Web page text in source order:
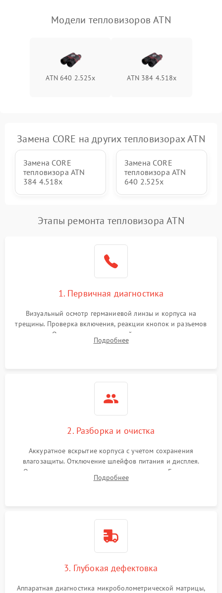
Модели тепловизоров ATN
ATN 640 2.525x ATN 384 4.518x
Замена CORE на других тепловизорах ATN
Замена CORE
тепловизора ATN
384 4.518x
Замена CORE
тепловизора ATN
640 2.525x
Этапы ремонта тепловизора ATN
1. Первичная диагностика
Визуальный осмотр германиевой линзы и корпуса на
трещины. Проверка включения, реакции кнопок и разъемов
зарядки. Оценка вывода тепловой сигнатуры на экран,
проверка базовых функций и считывание системных
Подробнее
2. Разборка и очистка
Аккуратное вскрытие корпуса с учетом сохранения
влагозащиты. Отключение шлейфов питания и дисплея.
Очистка внутренних плат от окислов и пыли. Бережная
обработка германиевого объектива специализированными
Подробнее
3. Глубокая дефектовка
Аппаратная диагностика микроболометрической матрицы,